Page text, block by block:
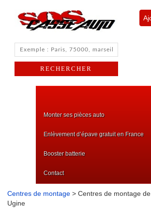
Monter ses pièces auto
Enlèvement d’épave gratuit en France
Booster batterie
Contact
Centres de montage > Centres de montage
Ugine